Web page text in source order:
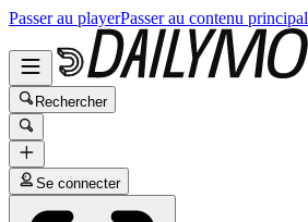
Passer au playerPasser au contenu principal
Rechercher
Se connecter